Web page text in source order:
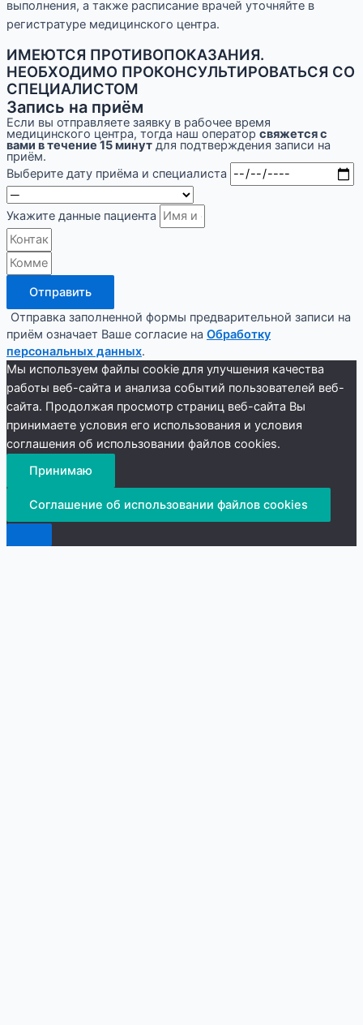
выполнения, а также расписание врачей уточняйте в
регистратуре медицинского центра.
ИМЕЮТСЯ ПРОТИВОПОКАЗАНИЯ.
НЕОБХОДИМО ПРОКОНСУЛЬТИРОВАТЬСЯ СО
СПЕЦИАЛИСТОМ
Запись на приём
Если вы отправляете заявку в рабочее время
медицинского центра, тогда наш оператор свяжется с
вами в течение 15 минут для подтверждения записи на
приём.
Выберите дату приёма и специалиста
Укажите данные пациента
Отправить
Отправка заполненной формы предварительной записи на
приём означает Ваше согласие на Обработку
персональных данных.
Мы используем файлы cookie для улучшения качества
работы веб-сайта и анализа событий пользователей веб-
сайта. Продолжая просмотр страниц веб-сайта Вы
принимаете условия его использования и условия
соглашения об использовании файлов cookies.
Принимаю
Соглашение об использовании файлов cookies